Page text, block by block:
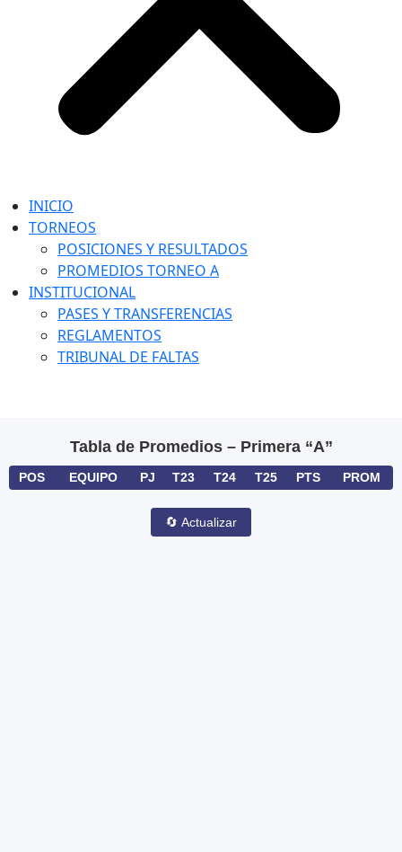
INICIO
TORNEOS
POSICIONES Y RESULTADOS
PROMEDIOS TORNEO A
INSTITUCIONAL
PASES Y TRANSFERENCIAS
REGLAMENTOS
TRIBUNAL DE FALTAS